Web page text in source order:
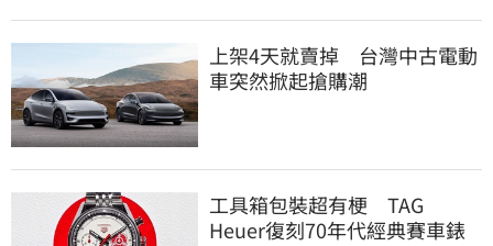
上架4天就賣掉 台灣中古電動
車突然掀起搶購潮
工具箱包裝超有梗 TAG
Heuer復刻70年代經典賽車錶